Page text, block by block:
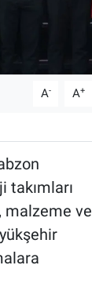
A- A+
malzeme ve